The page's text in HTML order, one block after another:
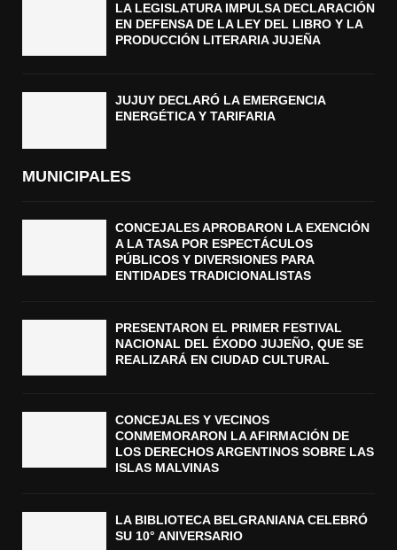
LA LEGISLATURA IMPULSA DECLARACIÓN
EN DEFENSA DE LA LEY DEL LIBRO Y LA
PRODUCCIÓN LITERARIA JUJEÑA
JUJUY DECLARÓ LA EMERGENCIA
ENERGÉTICA Y TARIFARIA
MUNICIPALES
CONCEJALES APROBARON LA EXENCIÓN
A LA TASA POR ESPECTÁCULOS
PÚBLICOS Y DIVERSIONES PARA
ENTIDADES TRADICIONALISTAS
PRESENTARON EL PRIMER FESTIVAL
NACIONAL DEL ÉXODO JUJEÑO, QUE SE
REALIZARÁ EN CIUDAD CULTURAL
CONCEJALES Y VECINOS
CONMEMORARON LA AFIRMACIÓN DE
LOS DERECHOS ARGENTINOS SOBRE LAS
ISLAS MALVINAS
LA BIBLIOTECA BELGRANIANA CELEBRÓ
SU 10° ANIVERSARIO